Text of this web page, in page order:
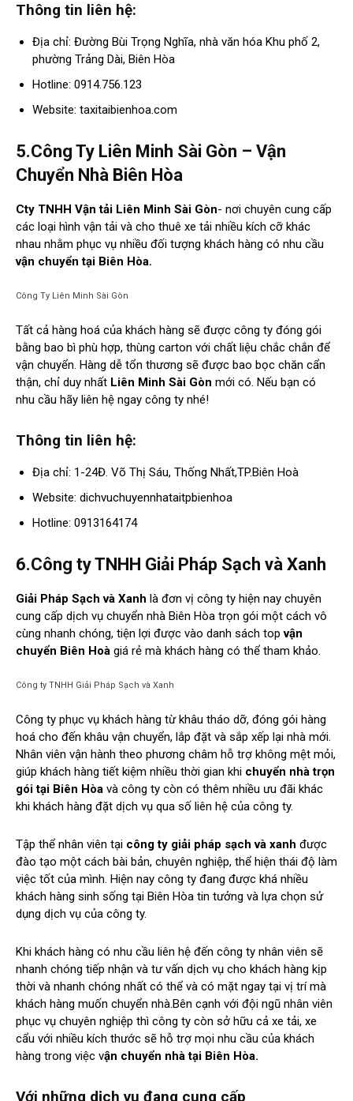
Thông tin liên hệ:
Địa chỉ: Đường Bùi Trọng Nghĩa, nhà văn hóa Khu phố 2,
phường Trảng Dài, Biên Hòa
Hotline: 0914.756.123
Website: taxitaibienhoa.com
5.Công Ty Liên Minh Sài Gòn – Vận
Chuyển Nhà Biên Hòa
Cty TNHH Vận tải Liên Minh Sài Gòn- nơi chuyên cung cấp
các loại hình vận tải và cho thuê xe tải nhiều kích cỡ khác
nhau nhằm phục vụ nhiều đối tượng khách hàng có nhu cầu
vận chuyển tại Biên Hòa.
Công Ty Liên Minh Sài Gòn
Tất cả hàng hoá của khách hàng sẽ được công ty đóng gói
bằng bao bì phù hợp, thùng carton với chất liệu chắc chắn để
vận chuyển. Hàng dễ tổn thương sẽ được bao bọc chăn cẩn
thận, chỉ duy nhất Liên Minh Sài Gòn mới có. Nếu bạn có
nhu cầu hãy liên hệ ngay công ty nhé!
Thông tin liên hệ:
Địa chỉ: 1-24Đ. Võ Thị Sáu, Thống Nhất,TP.Biên Hoà
Website: dichvuchuyennhataitpbienhoa
Hotline: 0913164174
6.Công ty TNHH Giải Pháp Sạch và Xanh
Giải Pháp Sạch và Xanh là đơn vị công ty hiện nay chuyên
cung cấp dịch vụ chuyển nhà Biên Hòa trọn gói một cách vô
cùng nhanh chóng, tiện lợi được vào danh sách topvận
chuyển Biên Hoà giá rẻ mà khách hàng có thể tham khảo.
Công ty TNHH Giải Pháp Sạch và Xanh
Công ty phục vụ khách hàng từ khâu tháo dỡ, đóng gói hàng
hoá cho đến khâu vận chuyển, lắp đặt và sắp xếp lại nhà mới.
Nhân viên vận hành theo phương châm hỗ trợ không mệt mỏi,
giúp khách hàng tiết kiệm nhiều thời gian khi chuyển nhà trọn
gói tại Biên Hòa và công ty còn có thêm nhiều ưu đãi khác
khi khách hàng đặt dịch vụ qua số liên hệ của công ty.
Tập thể nhân viên tại công ty giải pháp sạch và xanh được
đào tạo một cách bài bản, chuyên nghiệp, thể hiện thái độ làm
việc tốt của mình. Hiện nay công ty đang được khá nhiều
khách hàng sinh sống tại Biên Hòa tin tưởng và lựa chọn sử
dụng dịch vụ của công ty.
Khi khách hàng có nhu cầu liên hệ đến công ty nhân viên sẽ
nhanh chóng tiếp nhận và tư vấn dịch vụ cho khách hàng kịp
thời và nhanh chóng nhất có thể và có mặt ngay tại vị trí mà
khách hàng muốn chuyển nhà.Bên cạnh với đội ngũ nhân viên
phục vụ chuyên nghiệp thì công ty còn sở hữu cả xe tải, xe
cẩu với nhiều kích thước sẽ hỗ trợ mọi nhu cầu của khách
hàng trong việc vận chuyển nhà tại Biên Hòa.
Với những dịch vụ đang cung cấp